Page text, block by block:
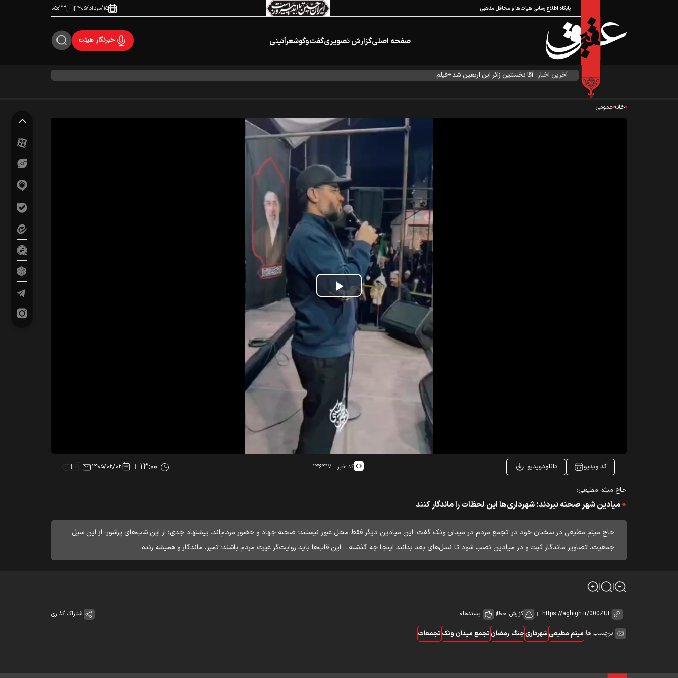
پایگاه اطلاع رسانی هیات‌ها و محافل مذهبی ۱۵/مرداد/۱۴۰۵ ۰۵:۲۳
صفحه اصلیگزارش تصویریگفت‌وگوشعرآئینی خبرنگار هیئت
آخرین اخبار: آقا نخستین زائر این اربعین شد+فیلم
خانهعمومی
Play
Video
کد ویدیو دانلودویدیو کد خبر :۱۳۶۴۱۷ ۱۴۰۵/۰۲/۰۲
حاج میثم مطیعی:
میادین شهر صحنه نبردند؛ شهرداری‌ها این لحظات را ماندگار کنند
حاج میثم مطیعی در سخنان خود در تجمع مردم در میدان ونک گفت: این میادین دیگر فقط محل عبور نیستند؛ صحنه جهاد و حضور مردم‌اند. پیشنهاد جدی: از این شب‌های پرشور، از این سیل
جمعیت، تصاویر ماندگار ثبت و در میادین نصب شود تا نسل‌های بعد بدانند اینجا چه گذشته… این قاب‌ها باید روایت‌گر غیرت مردم باشند؛ تمیز، ماندگار و همیشه زنده.
گزارش خطا پسندها0 اشتراک گذاری
برچسب ها:میثم مطیعیشهرداریجنگ رمضانتجمع میدان ونک تجمعات